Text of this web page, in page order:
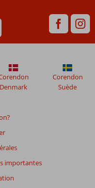
importantes
Denmark
Corendon
Suède